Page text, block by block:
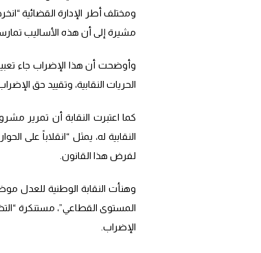
ومختلف أطر الإدارة القضائية
مشيرة إلى أن هذه الأساليب
وأوضحت أن هذا الإضراب جاء
الحريات النقابية، وتقييد حق
كما اعتبرت النقابة أن تمرير
النقابية له، يمثل “انقلاباً على
لفرض هذا القانون.
وهنأت النقابة الوطنية للعدل
المستوى القطاعي”، مستنكرة
الإضراب.